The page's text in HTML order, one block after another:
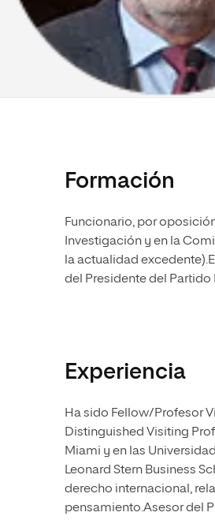
Diseño
Ciencias de la Salud
Ciencias Sociales
Humanidades
Ingeniería y Tecnología
Diseño
Ciencias de la Salud
Ciencias Sociales
Formación
Funcionario, por
Investigación y en la
la actualidad
del Presidente del Partido
Experiencia
Ha sido Fellow/Profesor
Distinguished Visiting
Miami y en las
Leonard Stern Business
derecho internacional,
pensamiento.Asesor del